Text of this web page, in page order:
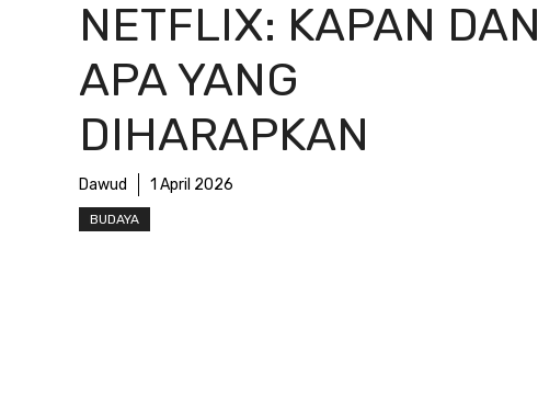
NETFLIX: KAPAN DAN
APA YANG
DIHARAPKAN
Dawud 1 April 2026
BUDAYA